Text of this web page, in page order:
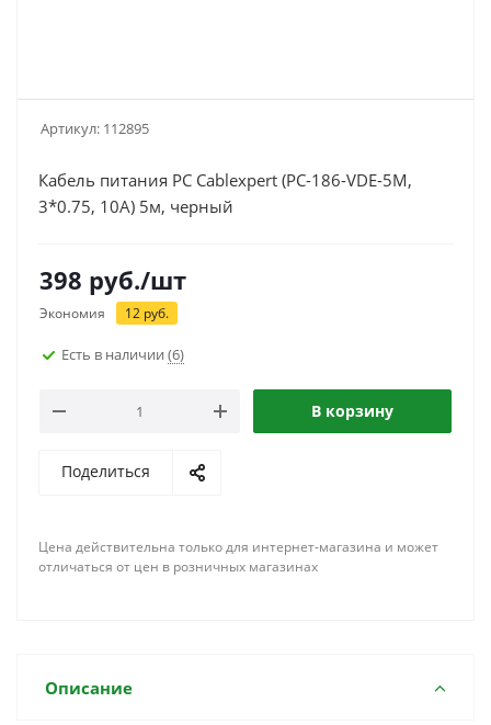
Артикул: 112895
Кабель питания PC Cablexpert (PC-186-VDE-5M,
3*0.75, 10A) 5м, черный
398 руб./шт
Экономия 12 руб.
Есть в наличии (6)
В корзину
Поделиться
Цена действительна только для интернет-магазина и может
отличаться от цен в розничных магазинах
Описание